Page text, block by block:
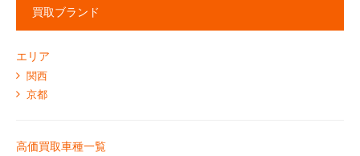
買取ブランド
エリア
関西
京都
高価買取車種一覧